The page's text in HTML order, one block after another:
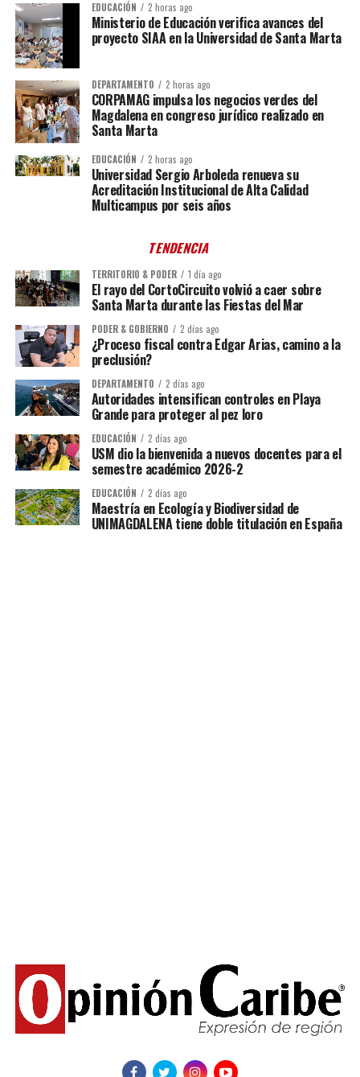
EDUCACIÓN 2 horas ago
Ministerio de Educación verifica avances del
proyecto SIAA en la Universidad de Santa Marta
DEPARTAMENTO 2 horas ago
CORPAMAG impulsa los negocios verdes del
Magdalena en congreso jurídico realizado en
Santa Marta
EDUCACIÓN 2 horas ago
Universidad Sergio Arboleda renueva su
Acreditación Institucional de Alta Calidad
Multicampus por seis años
TENDENCIA
TERRITORIO & PODER 1 día ago
El rayo del CortoCircuito volvió a caer sobre
Santa Marta durante las Fiestas del Mar
PODER & GOBIERNO 2 días ago
¿Proceso fiscal contra Edgar Arias, camino a la
preclusión?
DEPARTAMENTO 2 días ago
Autoridades intensifican controles en Playa
Grande para proteger al pez loro
EDUCACIÓN 2 días ago
USM dio la bienvenida a nuevos docentes para el
semestre académico 2026-2
EDUCACIÓN 2 días ago
Maestría en Ecología y Biodiversidad de
UNIMAGDALENA tiene doble titulación en España